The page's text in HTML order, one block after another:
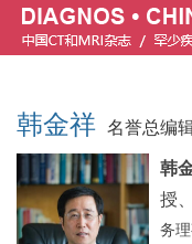
韩金祥 名誉总编
韩
授
务理